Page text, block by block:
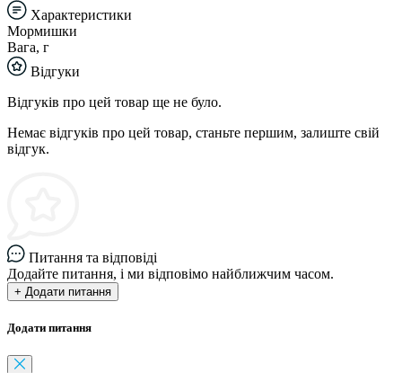
Характеристики
Мормишки
Вага, г
Відгуки
Відгуків про цей товар ще не було.
Немає відгуків про цей товар, станьте першим, залиште свій
відгук.
Питання та відповіді
Додайте питання, і ми відповімо найближчим часом.
+ Додати питання
Додати питання